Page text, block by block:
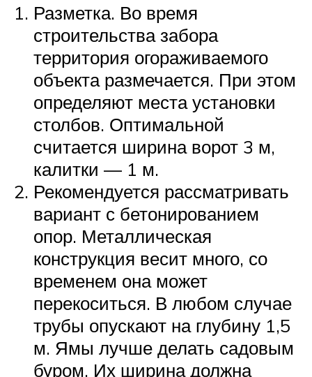
Разметка. Во время
строительства забора
территория огораживаемого
объекта размечается. При этом
определяют места установки
столбов. Оптимальной
считается ширина ворот 3 м,
калитки — 1 м.
Рекомендуется рассматривать
вариант с бетонированием
опор. Металлическая
конструкция весит много, со
временем она может
перекоситься. В любом случае
трубы опускают на глубину 1,5
м. Ямы лучше делать садовым
буром. Их ширина должна